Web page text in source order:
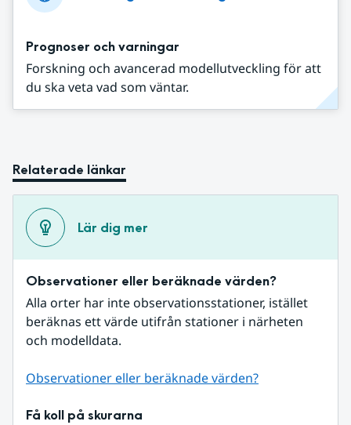
Prognoser och varningar
Forskning och avancerad modellutveckling för att
du ska veta vad som väntar.
Relaterade länkar
Lär dig mer
Observationer eller beräknade värden?
Alla orter har inte observationsstationer, istället
beräknas ett värde utifrån stationer i närheten
och modelldata.
Observationer eller beräknade värden?
Få koll på skurarna